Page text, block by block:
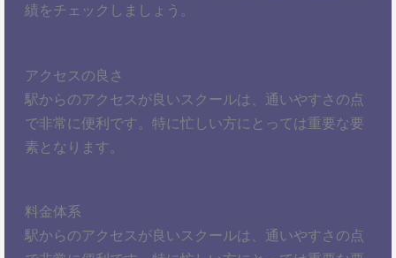
績をチェックしましょう。
アクセスの良さ
駅からのアクセスが良いスクールは、通いやすさの点
で非常に便利です。特に忙しい方にとっては重要な要
素となります。
料金体系
駅からのアクセスが良いスクールは、通いやすさの点